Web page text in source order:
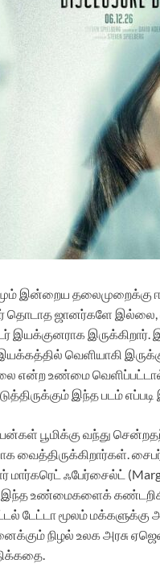
இன்றைய தலைமுறைக்கு
தொடாத ஜானர்களே இல்லை,
இருக்கிறார்.
வெளியாகி
என்ற உண்மை
இந்த படம் எப்படி
பூமிக்கு வந்து
சைபர்
ஃபேர்சைல்ட்
இந்த உண்மைகளைக்
டேட்டா மூலம் மக்களுக்கு
நிழல் உலக அரசு